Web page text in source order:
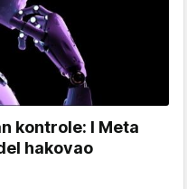
kontrole: I Meta
hakovao